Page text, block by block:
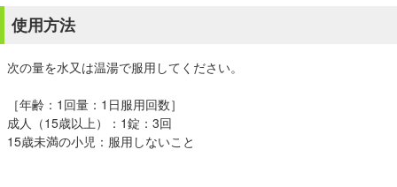
使用方法
次の量を水又は温湯で服用してください。
［年齢：1回量：1日服用回数］
成人（15歳以上）：1錠：3回
15歳未満の小児：服用しないこと